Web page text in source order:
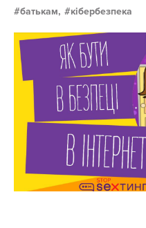
батькам, кібербезпека